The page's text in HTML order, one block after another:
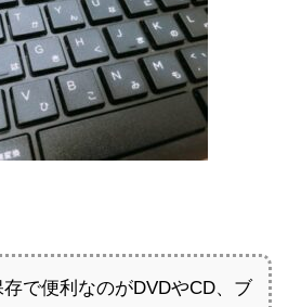
で便利なのがDVDやCD、ブ